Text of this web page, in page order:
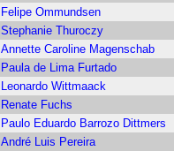
Felipe Ommundsen
Stephanie Thuroczy
Annette Caroline Magenschab
Paula de Lima Furtado
Leonardo Wittmaack
Renate Fuchs
Paulo Eduardo Barrozo Dittmers
André Luis Pereira